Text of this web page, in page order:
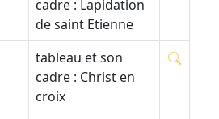
cadre : Lapidation
de saint Etienne
tableau et son
cadre : Christ en
croix